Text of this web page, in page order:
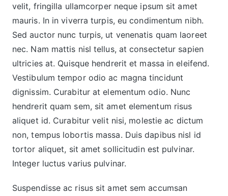
velit, fringilla ullamcorper neque ipsum sit amet
mauris. In in viverra turpis, eu condimentum nibh.
Sed auctor nunc turpis, ut venenatis quam laoreet
nec. Nam mattis nisl tellus, at consectetur sapien
ultricies at. Quisque hendrerit et massa in eleifend.
Vestibulum tempor odio ac magna tincidunt
dignissim. Curabitur at elementum odio. Nunc
hendrerit quam sem, sit amet elementum risus
aliquet id. Curabitur velit nisi, molestie ac dictum
non, tempus lobortis massa. Duis dapibus nisl id
tortor aliquet, sit amet sollicitudin est pulvinar.
Integer luctus varius pulvinar.
Suspendisse ac risus sit amet sem accumsan